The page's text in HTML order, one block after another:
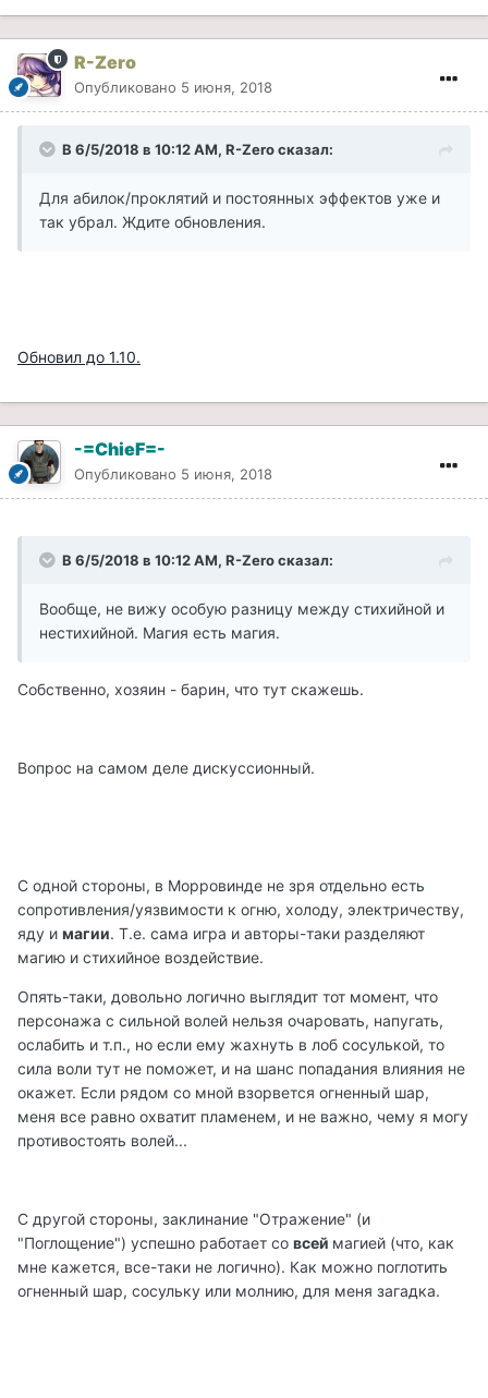
R-Zero
Опубликовано 5 июня, 2018
В 6/5/2018 в 10:12 AM, R-Zero сказал:
Для абилок/проклятий и постоянных эффектов уже и
так убрал. Ждите обновления.
Обновил до 1.10.
-=ChieF=-
Опубликовано 5 июня, 2018
В 6/5/2018 в 10:12 AM, R-Zero сказал:
Вообще, не вижу особую разницу между стихийной и
нестихийной. Магия есть магия.
Собственно, хозяин - барин, что тут скажешь.
Вопрос на самом деле дискуссионный.
С одной стороны, в Морровинде не зря отдельно есть
сопротивления/уязвимости к огню, холоду, электричеству,
яду и магии. Т.е. сама игра и авторы-таки разделяют
магию и стихийное воздействие.
Опять-таки, довольно логично выглядит тот момент, что
персонажа с сильной волей нельзя очаровать, напугать,
ослабить и т.п., но если ему жахнуть в лоб сосулькой, то
сила воли тут не поможет, и на шанс попадания влияния не
окажет. Если рядом со мной взорвется огненный шар,
меня все равно охватит пламенем, и не важно, чему я могу
противостоять волей...
С другой стороны, заклинание "Отражение" (и
"Поглощение") успешно работает со всей магией (что, как
мне кажется, все-таки не логично). Как можно поглотить
огненный шар, сосульку или молнию, для меня загадка.